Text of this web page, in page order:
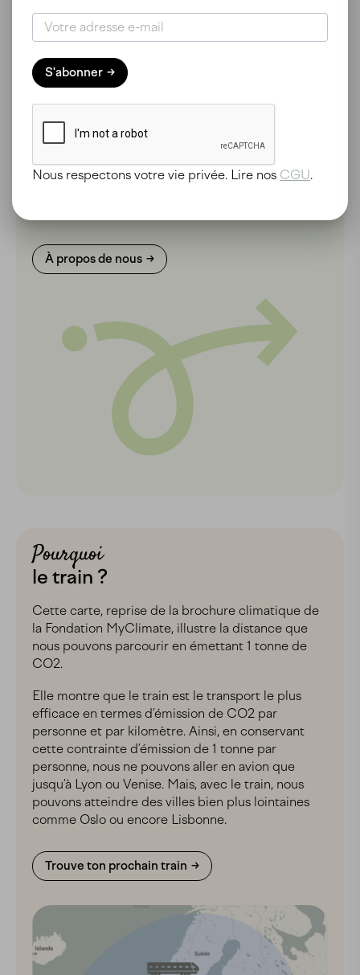
Pour préserver notre planète, nous parlons
souvent de transition écologique mais ce domaine
touche encore très peu les comportements de
voyage. C’est pourquoi ebooqueen existe pour
offrir une alternative plus durable sur le marché du
voyage.
« Chaque Suisse génère en moyenne 14 tonnes de
CO2 par an. Or chacun d’entre nous devrait
À propos de nous
Pourquoi
le train ?
Cette carte, reprise de la brochure climatique de
la Fondation MyClimate, illustre la distance que
nous pouvons parcourir en émettant 1 tonne de
CO2.
Elle montre que le train est le transport le plus
efficace en termes d’émission de CO2 par
personne et par kilomètre. Ainsi, en conservant
cette contrainte d’émission de 1 tonne par
personne, nous ne pouvons aller en avion que
jusqu’à Lyon ou Venise. Mais, avec le train, nous
pouvons atteindre des villes bien plus lointaines
comme Oslo ou encore Lisbonne.
Trouve ton prochain train
S'abonner
Nous respectons votre vie privée. Lire nos CGU.